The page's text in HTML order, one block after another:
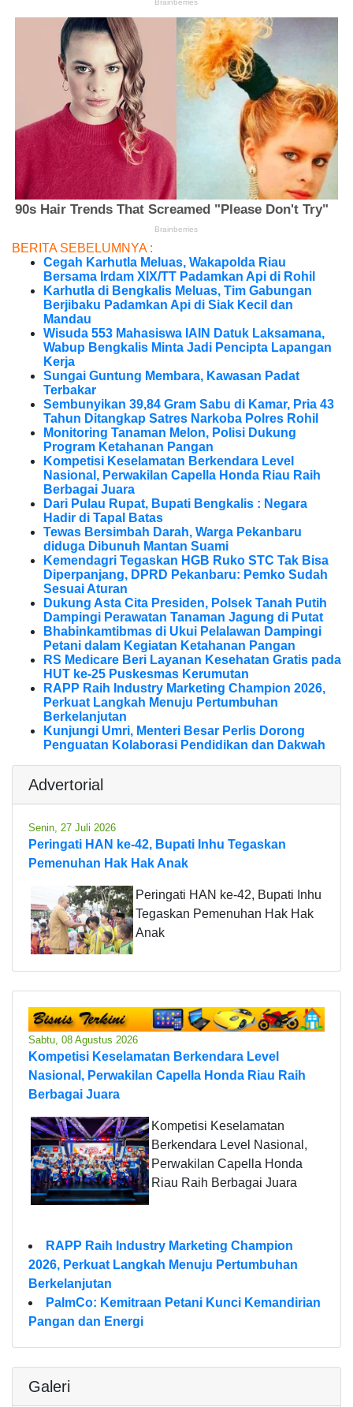
BERITA SEBELUMNYA :
Cegah Karhutla Meluas, Wakapolda Riau
Bersama Irdam XIX/TT Padamkan Api di Rohil
Karhutla di Bengkalis Meluas, Tim Gabungan
Berjibaku Padamkan Api di Siak Kecil dan
Mandau
Wisuda 553 Mahasiswa IAIN Datuk Laksamana,
Wabup Bengkalis Minta Jadi Pencipta Lapangan
Kerja
Sungai Guntung Membara, Kawasan Padat
Terbakar
Sembunyikan 39,84 Gram Sabu di Kamar, Pria 43
Tahun Ditangkap Satres Narkoba Polres Rohil
Monitoring Tanaman Melon, Polisi Dukung
Program Ketahanan Pangan
Kompetisi Keselamatan Berkendara Level
Nasional, Perwakilan Capella Honda Riau Raih
Berbagai Juara
Dari Pulau Rupat, Bupati Bengkalis : Negara
Hadir di Tapal Batas
Tewas Bersimbah Darah, Warga Pekanbaru
diduga Dibunuh Mantan Suami
Kemendagri Tegaskan HGB Ruko STC Tak Bisa
Diperpanjang, DPRD Pekanbaru: Pemko Sudah
Sesuai Aturan
Dukung Asta Cita Presiden, Polsek Tanah Putih
Dampingi Perawatan Tanaman Jagung di Putat
Bhabinkamtibmas di Ukui Pelalawan Dampingi
Petani dalam Kegiatan Ketahanan Pangan
RS Medicare Beri Layanan Kesehatan Gratis pada
HUT ke-25 Puskesmas Kerumutan
RAPP Raih Industry Marketing Champion 2026,
Perkuat Langkah Menuju Pertumbuhan
Berkelanjutan
Kunjungi Umri, Menteri Besar Perlis Dorong
Penguatan Kolaborasi Pendidikan dan Dakwah
Advertorial
Senin, 27 Juli 2026
Peringati HAN ke-42, Bupati Inhu Tegaskan
Pemenuhan Hak Hak Anak
Peringati HAN ke-42, Bupati Inhu
Tegaskan Pemenuhan Hak Hak
Anak
Sabtu, 08 Agustus 2026
Kompetisi Keselamatan Berkendara Level
Nasional, Perwakilan Capella Honda Riau Raih
Berbagai Juara
Kompetisi Keselamatan
Berkendara Level Nasional,
Perwakilan Capella Honda
Riau Raih Berbagai Juara
RAPP Raih Industry Marketing Champion
2026, Perkuat Langkah Menuju Pertumbuhan
Berkelanjutan
PalmCo: Kemitraan Petani Kunci Kemandirian
Pangan dan Energi
Galeri